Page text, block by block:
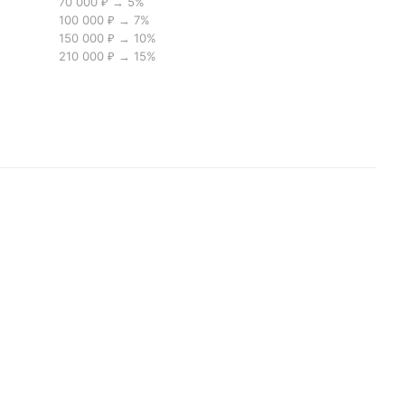
100 000 ₽ → 7%
150 000 ₽ → 10%
210 000 ₽ → 15%